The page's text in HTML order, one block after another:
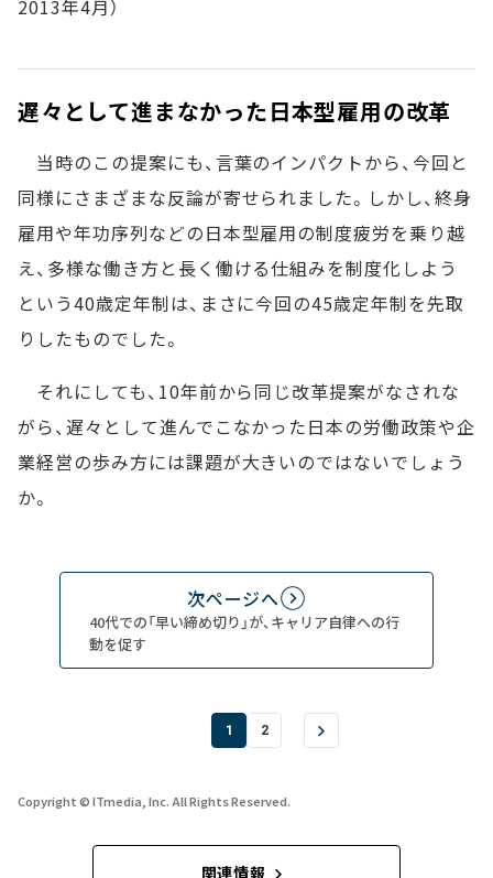
2013年4月）
遅々として進まなかった日本型雇用の改革
当時のこの提案にも、言葉のインパクトから、今回と
同様にさまざまな反論が寄せられました。しかし、終身
雇用や年功序列などの日本型雇用の制度疲労を乗り越
え、多様な働き方と長く働ける仕組みを制度化しよう
という40歳定年制は、まさに今回の45歳定年制を先取
りしたものでした。
それにしても、10年前から同じ改革提案がなされな
がら、遅々として進んでこなかった日本の労働政策や企
業経営の歩み方には課題が大きいのではないでしょう
か。
次ページへ
40代での「早い締め切り」が、キャリア自律への行
動を促す
1 2
Copyright © ITmedia, Inc. All Rights Reserved.
関連情報